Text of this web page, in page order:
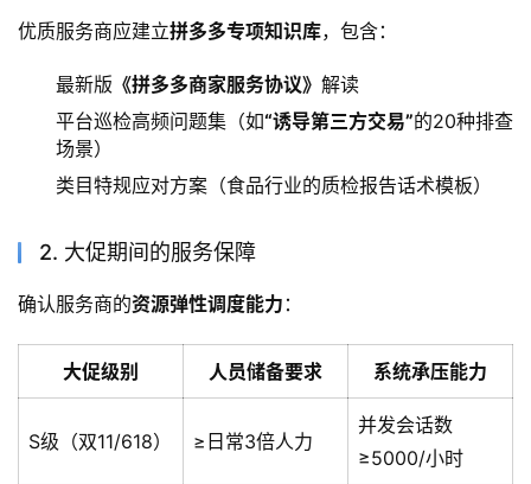
优质服务商应建立拼多多专项知识库，包含：
最新版 《拼多多商家服务协议》 解读
平台巡检高频问题集（如“诱导第三方交易”的20种排查
场景）
类目特规应对方案（食品行业的质检报告话术模板）
2. 大促期间的服务保障
确认服务商的资源弹性调度能力 ：
大促级别 人员储备要求 系统承压能力
S级（双11/618） ≥日常3倍人力
并发会话数
≥5000/小时